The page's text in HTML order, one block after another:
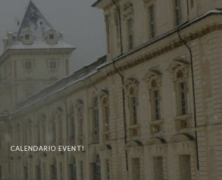
CALENDARIO EVENTI